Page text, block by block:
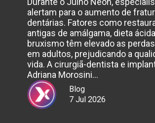
alertam para o aumento de
dentárias. Fatores como
antigas de amálgama, dieta
bruxismo têm elevado as
em adultos, prejudicando a
vida. A cirurgiã-dentista e
Adriana Morosini…
Blog
7 Jul 2026